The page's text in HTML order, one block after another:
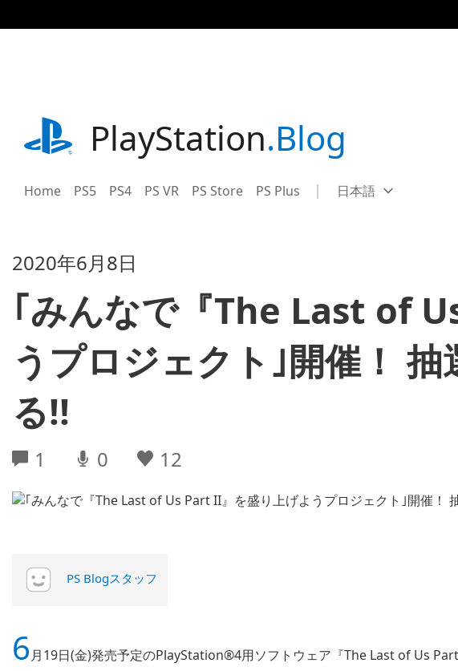
事
playstation.comPlayStation.Blog
Home PS5 PS4 PS VR PS Store PS Plus Select
Current
日本語
2020年6月8日
｢みんなで『The Last of
うプロジェクト｣開催！
る!!
1 0 12
PS Blogスタッフ
6月19日(金)発売予定のPlayStation®4用ソフトウェア『The Last of Us